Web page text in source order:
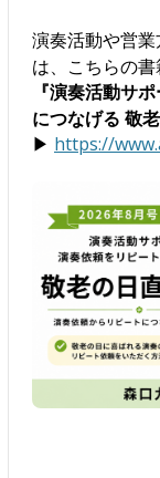
演奏活動や営
は、こちらの書
『演奏活動サ
につなげる 敬
▶ https://